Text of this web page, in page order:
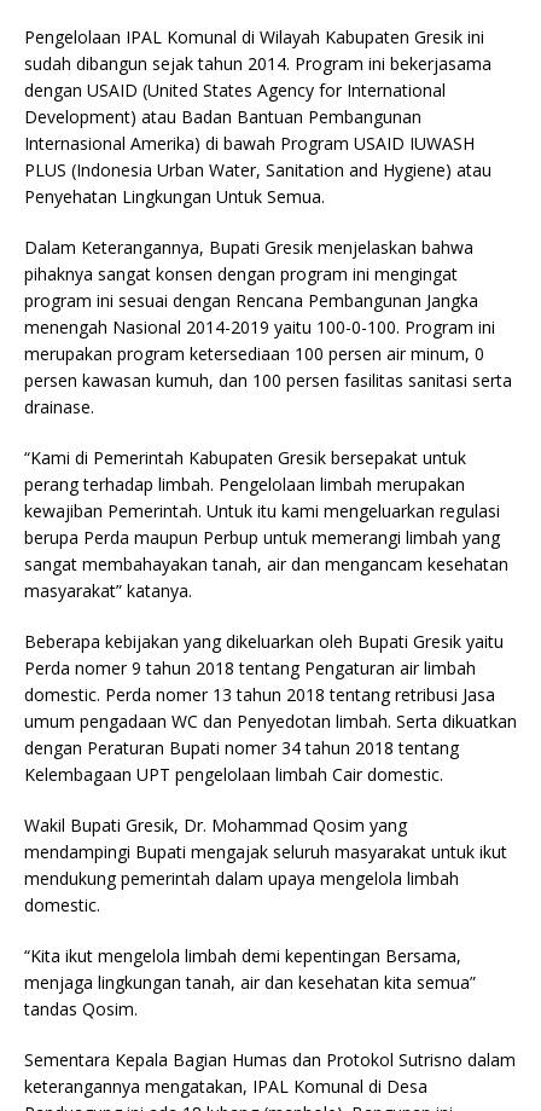
Pengelolaan IPAL Komunal di Wilayah Kabupaten Gresik ini
sudah dibangun sejak tahun 2014. Program ini bekerjasama
dengan USAID (United States Agency for International
Development) atau Badan Bantuan Pembangunan
Internasional Amerika) di bawah Program USAID IUWASH
PLUS (Indonesia Urban Water, Sanitation and Hygiene) atau
Penyehatan Lingkungan Untuk Semua.
Dalam Keterangannya, Bupati Gresik menjelaskan bahwa
pihaknya sangat konsen dengan program ini mengingat
program ini sesuai dengan Rencana Pembangunan Jangka
menengah Nasional 2014-2019 yaitu 100-0-100. Program ini
merupakan program ketersediaan 100 persen air minum, 0
persen kawasan kumuh, dan 100 persen fasilitas sanitasi serta
drainase.
“Kami di Pemerintah Kabupaten Gresik bersepakat untuk
perang terhadap limbah. Pengelolaan limbah merupakan
kewajiban Pemerintah. Untuk itu kami mengeluarkan regulasi
berupa Perda maupun Perbup untuk memerangi limbah yang
sangat membahayakan tanah, air dan mengancam kesehatan
masyarakat” katanya.
Beberapa kebijakan yang dikeluarkan oleh Bupati Gresik yaitu
Perda nomer 9 tahun 2018 tentang Pengaturan air limbah
domestic. Perda nomer 13 tahun 2018 tentang retribusi Jasa
umum pengadaan WC dan Penyedotan limbah. Serta dikuatkan
dengan Peraturan Bupati nomer 34 tahun 2018 tentang
Kelembagaan UPT pengelolaan limbah Cair domestic.
Wakil Bupati Gresik, Dr. Mohammad Qosim yang
mendampingi Bupati mengajak seluruh masyarakat untuk ikut
mendukung pemerintah dalam upaya mengelola limbah
domestic.
“Kita ikut mengelola limbah demi kepentingan Bersama,
menjaga lingkungan tanah, air dan kesehatan kita semua”
tandas Qosim.
Sementara Kepala Bagian Humas dan Protokol Sutrisno dalam
keterangannya mengatakan, IPAL Komunal di Desa